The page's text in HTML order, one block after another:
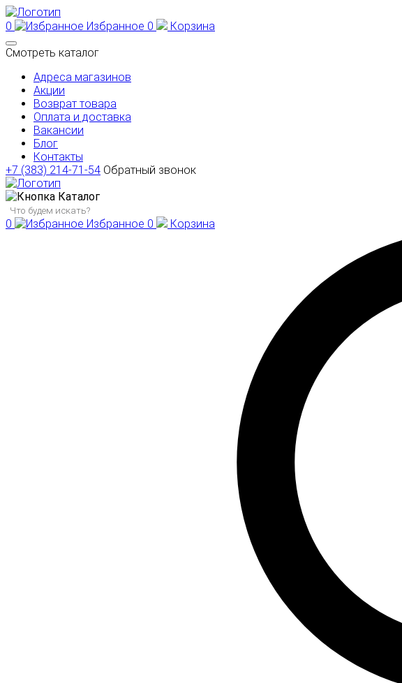
0 Избранное 0
Корзина
Смотреть каталог
Адреса магазинов
Акции
Возврат товара
Оплата и доставка
Вакансии
Блог
Контакты
+7 (383) 214-71-54 Обратный звонок
Каталог
0 Избранное 0 Корзина